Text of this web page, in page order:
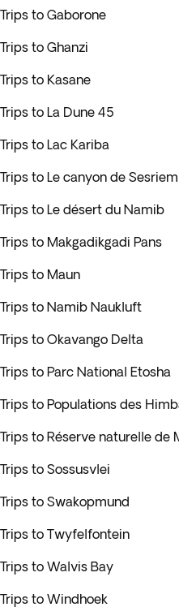
Trips to Gaborone
Trips to Ghanzi
Trips to Kasane
Trips to La Dune 45
Trips to Lac Kariba
Trips to Le canyon de Sesriem
Trips to Le désert du Namib
Trips to Makgadikgadi Pans
Trips to Maun
Trips to Namib Naukluft
Trips to Okavango Delta
Trips to Parc National Etosha
Trips to Populations des
Trips to Réserve naturelle de
Trips to Sossusvlei
Trips to Swakopmund
Trips to Twyfelfontein
Trips to Walvis Bay
Trips to Windhoek